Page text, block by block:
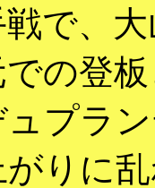
で、
の登
プラ
りに